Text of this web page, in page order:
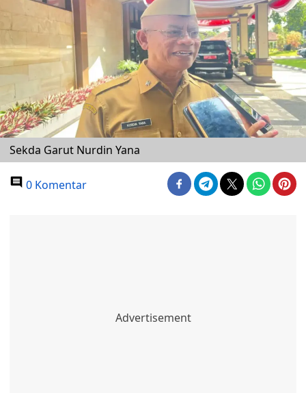
Sekda Garut Nurdin Yana
0 Komentar